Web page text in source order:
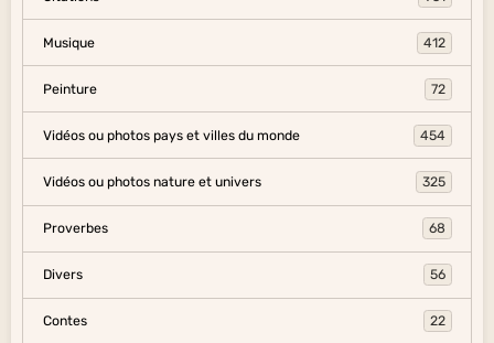
Musique 412
Peinture 72
Vidéos ou photos pays et villes du monde 454
Vidéos ou photos nature et univers 325
Proverbes 68
Divers 56
Contes 22